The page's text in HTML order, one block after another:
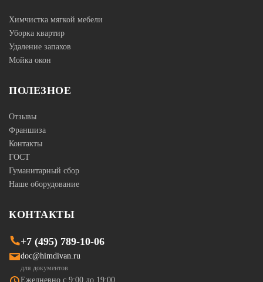
Химчистка мягкой мебели
Уборка квартир
Удаление запахов
Мойка окон
ПОЛЕЗНОЕ
Отзывы
Франшиза
Контакты
ГОСТ
Гуманитарный сбор
Наше оборудование
КОНТАКТЫ
+7 (495) 789-10-06
doc@himdivan.ru
для документов
Ежедневно с 9:00 до 19:00